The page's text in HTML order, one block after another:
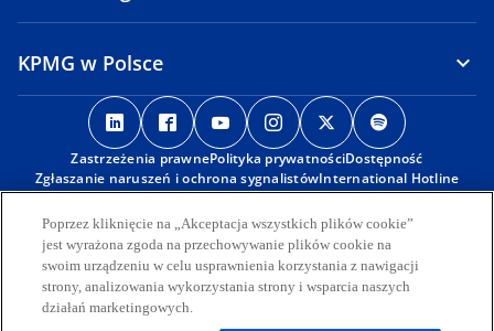
KPMG w Polsce
o
p
e
n
s
i
n
a
n
o
p
e
n
s
i
n
a
o
p
e
n
i
n
a
o
p
e
n
s
i
n
a
o
p
e
n
i
n
a
p
e
n
s
n
a
Zastrzeżenia prawnePolityka prywatnościDostępność
Zgłaszanie naruszeń i ochrona sygnalistówInternational Hotline
© 2026 KPMG Sp. z o.o., polska spółka z ograniczoną
odpowiedzialnością i członek globalnej organizacji KPMG składającej
się z niezależnych spółek członkowskich stowarzyszonych z KPMG
International Limited, prywatną spółką angielską z
odpowiedzialnością ograniczoną do wysokości gwarancji. Wszelkie
Poprzez kliknięcie na „Akceptacja wszystkich plików cookie”
jest wyrażona zgoda na przechowywanie plików cookie na
swoim urządzeniu w celu usprawnienia korzystania z nawigacji
strony, analizowania wykorzystania strony i wsparcia naszych
działań marketingowych.